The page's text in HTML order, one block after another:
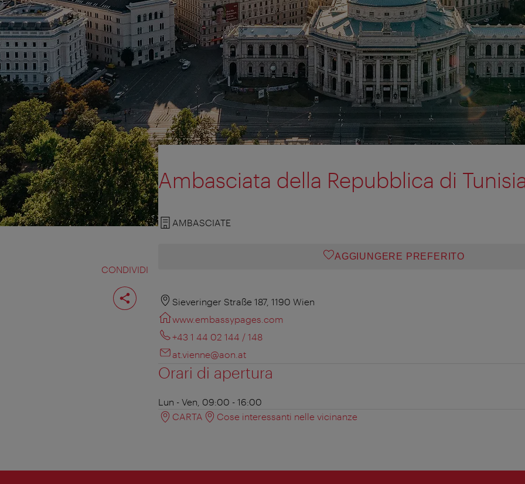
CONDIVIDI
Condividi
pagina
Ambasciata della Repubblica di
AMBASCIATE
AGGIUNGERE PREFERITO
Sieveringer Straße 187, 1190 Wien
www.embassypages.com
+43 1 44 02 144 / 148
at.vienne@aon.at
Orari di apertura
Lun - Ven, 09:00 - 16:00
CARTA
Cose interessanti nelle vicinanze